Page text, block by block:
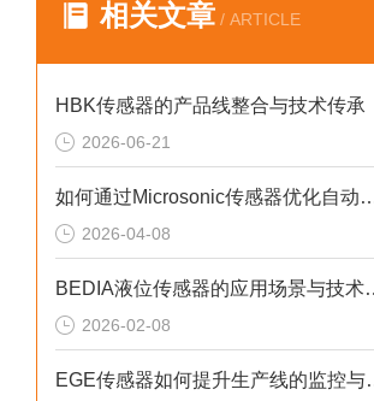
相关文章 / ARTICLE
HBK传感器的产品线整合与技术传承
2026-06-21
如何通过Microsonic传感器
2026-04-08
BEDIA液位
2026-02-08
EGE传感器